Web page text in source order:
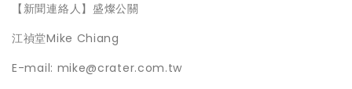
【新聞連絡人】盛燦公關
江禎堂Mike Chiang
E-mail: mike@crater.com.tw